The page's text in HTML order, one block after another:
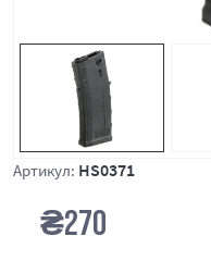
Артикул: HS0371
₴270